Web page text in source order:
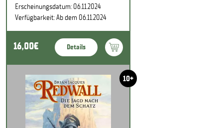
Erscheinungsdatum: 06.11.2024
Verfügbarkeit: Ab dem 06.11.2024
16,00€ Details
10+